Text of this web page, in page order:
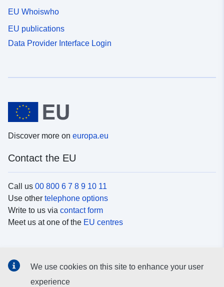
EU Whoiswho
EU publications
Data Provider Interface Login
Discover more on europa.eu
Contact the EU
Call us 00 800 6 7 8 9 10 11
Use other telephone options
Write to us via contact form
Meet us at one of the EU centres
Search for EUsocial media channels
We use cookies on this site to enhance your user
experience